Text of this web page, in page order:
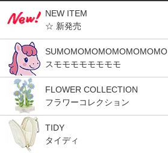
NEW ITEM
☆ 新発売
SUMOMOMOMOMOMOMOMO
スモモモモモモモモ
FLOWER COLLECTION
フラワーコレクション
TIDY
タイディ